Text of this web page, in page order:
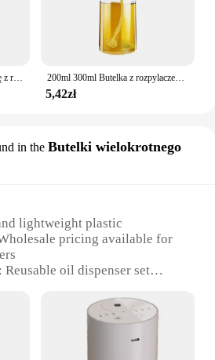
200/300/500ml butelka na oliwę z rozpylaczem pieczenie w kuchni dozownik oliwy z oliwek Camping do grillowania octu sałatkowego pojemniki do opryskiwacza sosu sojowego 200ml 300ml Butelka z rozpylaczem oleju Kuchnia Grill Gotowanie Dozownik oliwy z oliwek Kemping Pieczenie Pusty ocet Sos sojowy Pojemniki z rozpylaczem
5,42zł
in the Butelki wielokrotnego
lightweight plastic
pricing available for
Reusable oil dispenser set
Ideal for cooking, baking, and
Suitable for both home